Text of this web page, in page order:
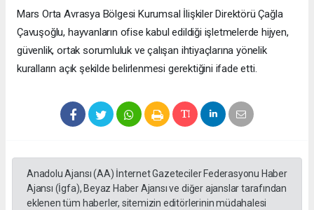
Mars Orta Avrasya Bölgesi Kurumsal İlişkiler Direktörü Çağla
Çavuşoğlu, hayvanların ofise kabul edildiği işletmelerde hijyen,
güvenlik, ortak sorumluluk ve çalışan ihtiyaçlarına yönelik
kuralların açık şekilde belirlenmesi gerektiğini ifade etti.
Anadolu Ajansı (AA) İnternet Gazeteciler Federasyonu Haber
Ajansı (İgfa), Beyaz Haber Ajansı ve diğer ajanslar tarafından
eklenen tüm haberler, sitemizin editörlerinin müdahalesi